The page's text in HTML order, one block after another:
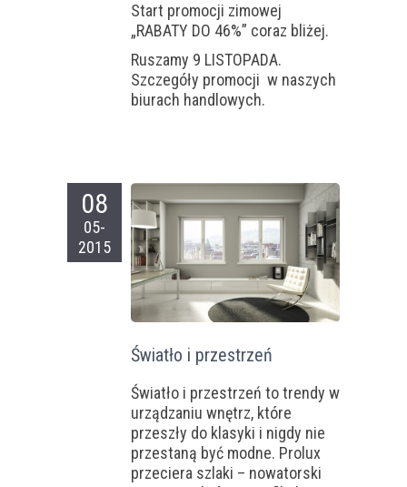
Start promocji zimowej
„RABATY DO 46%” coraz bliżej.
Ruszamy 9 LISTOPADA.
Szczegóły promocji w naszych
biurach handlowych.
08
05-
2015
Światło i przestrzeń
Światło i przestrzeń to trendy w
urządzaniu wnętrz, które
przeszły do klasyki i nigdy nie
przestaną być modne. Prolux
przeciera szlaki – nowatorski